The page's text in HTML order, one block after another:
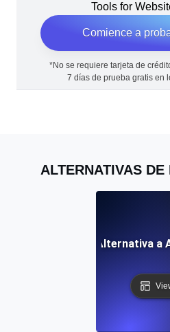
Tools for
Comience a
*No se requiere tarjeta de
7 días de prueba gratis en
ALTERNATIVAS
Alternativa a